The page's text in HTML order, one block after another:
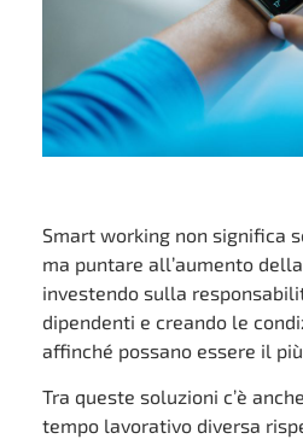
Smart working non significa
ma puntare all’aumento
investendo sulla
dipendenti e creando le
affinché possano essere il
Tra queste soluzioni c’è
tempo lavorativo diversa